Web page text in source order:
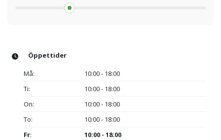
Öppettider
Må:
10:00 - 18:00
Ti:
10:00 - 18:00
On:
10:00 - 18:00
To:
10:00 - 18:00
Fr:
10:00 - 18:00